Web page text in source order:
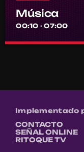
Música
00:10 - 07:00
Música
Implementado
CONTACTO
SEÑAL ONLINE
RITOQUE TV